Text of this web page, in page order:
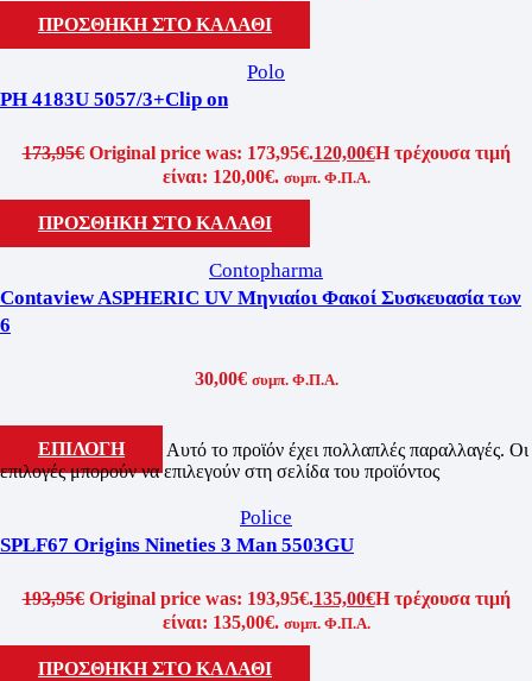
ΠΡΟΣΘΗΚΗ ΣΤΟ ΚΑΛΑΘΙ
Polo
PH 4183U 5057/3+Clip on
173,95€ Original price was: 173,95€.120,00€Η τρέχουσα τιμή
είναι: 120,00€. συμπ. Φ.Π.Α.
ΠΡΟΣΘΗΚΗ ΣΤΟ ΚΑΛΑΘΙ
Contopharma
Contaview ASPHERIC UV Μηνιαίοι Φακοί Συσκευασία των
6
30,00€ συμπ. Φ.Π.Α.
ΕΠΙΛΟΓΗ
Αυτό το προϊόν έχει πολλαπλές παραλλαγές. Οι
επιλογές μπορούν να επιλεγούν στη σελίδα του προϊόντος
Police
SPLF67 Origins Nineties 3 Man 5503GU
193,95€ Original price was: 193,95€.135,00€Η τρέχουσα τιμή
είναι: 135,00€. συμπ. Φ.Π.Α.
ΠΡΟΣΘΗΚΗ ΣΤΟ ΚΑΛΑΘΙ